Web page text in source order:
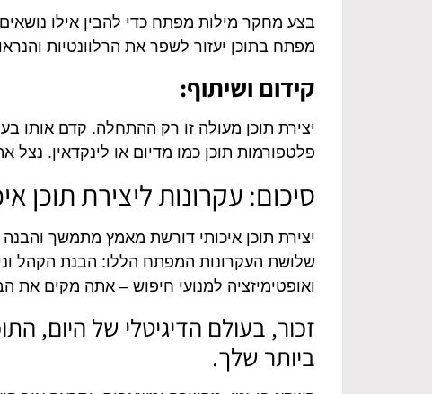
בצע מחקר מילות מפתח כדי להבין אילו
מפתח בתוכן יעזור לשפר את הרלוונטיות
קידום ושיתוף:
יצירת תוכן מעולה זו רק ההתחלה. קדם אותו
פלטפורמות תוכן כמו מדיום או לינקדאין. נצל
סיכום: עקרונות ליצירת תוכן
יצירת תוכן איכותי דורשת מאמץ מתמשך
שלושת העקרונות המפתח הללו: הבנת הקהל
ואופטימיזציה למנועי חיפוש – אתה מקים את
זכור, בעולם הדיגיטלי של היום,
ביותר שלך.